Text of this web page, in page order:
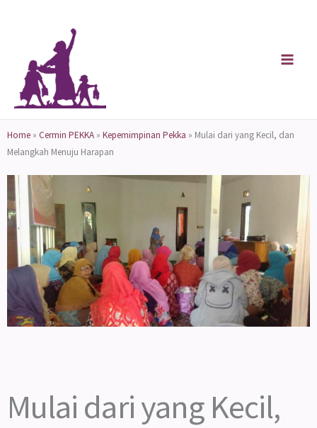
Home » Cermin PEKKA » Kepemimpinan Pekka » Mulai dari yang Kecil, dan
Melangkah Menuju Harapan
Mulai dari yang Kecil,